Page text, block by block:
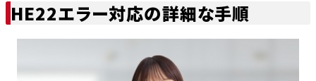
HE22エラー対応の詳細な手順